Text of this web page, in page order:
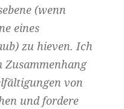
(wenn
eines
zu hieven. Ich
Zusammenhang
von
und fordere